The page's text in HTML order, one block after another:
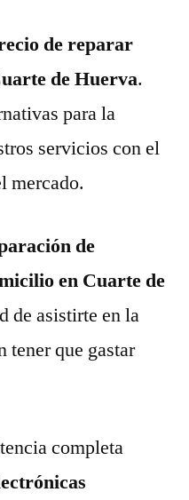
de reparar
de Huerva.
para la
servicios con el
mercado.
de
en Cuarte de
de asistirte en la
tener que gastar
completa